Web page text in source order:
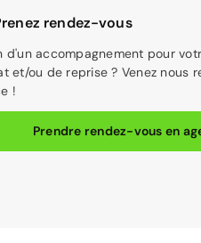
rendez-vous
d'un accompagnement pour
et/ou de reprise ? Venez nous
!
Prendre rendez-vous en